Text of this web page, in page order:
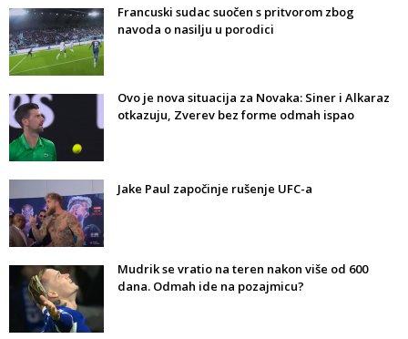
Francuski sudac suočen s pritvorom zbog
navoda o nasilju u porodici
Ovo je nova situacija za Novaka: Siner i Alkaraz
otkazuju, Zverev bez forme odmah ispao
Jake Paul započinje rušenje UFC-a
Mudrik se vratio na teren nakon više od 600
dana. Odmah ide na pozajmicu?